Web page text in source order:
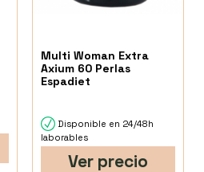
Multi Woman Extra
Axium 60 Perlas
Espadiet
Disponible en 24/48h
laborables
Ver precio